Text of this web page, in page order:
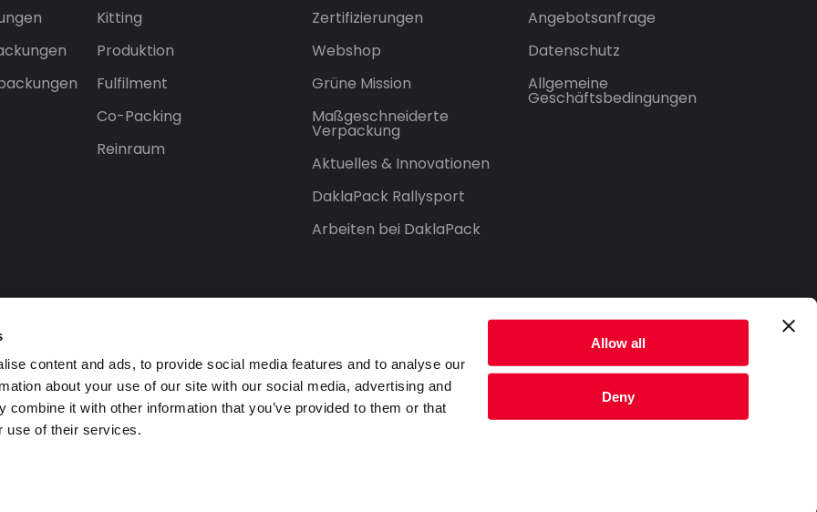
content and ads, to provide social media features and to analyse our
about your use of our site with our social media, advertising and
combine it with other information that you’ve provided to them or that
use of their services.
Allow all
Deny
Kitting
Produktion
Fulfilment
Co-Packing
Reinraum
Zertifizierungen
Webshop
Grüne Mission
Maßgeschneiderte
Verpackung
Aktuelles & Innovationen
DaklaPack Rallysport
Arbeiten bei DaklaPack
Angebotsanfrage
Datenschutz
Allgemeine
Geschäftsbedingungen